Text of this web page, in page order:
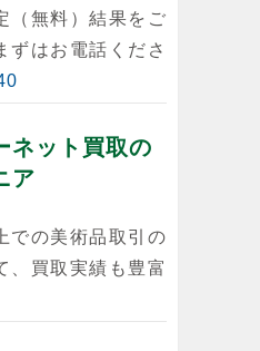
（無料）結果をご
ずはお電話くださ
ネット買取の
ア
での美術品取引の
、買取実績も豊富